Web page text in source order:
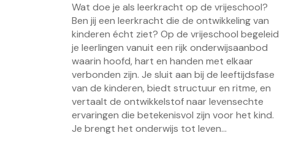
Wat doe je als leerkracht op de vrijeschool?
Ben jij een leerkracht die de ontwikkeling van
kinderen écht ziet? Op de vrijeschool begeleid
je leerlingen vanuit een rijk onderwijsaanbod
waarin hoofd, hart en handen met elkaar
verbonden zijn. Je sluit aan bij de leeftijdsfase
van de kinderen, biedt structuur en ritme, en
vertaalt de ontwikkelstof naar levensechte
ervaringen die betekenisvol zijn voor het kind.
Je brengt het onderwijs tot leven...